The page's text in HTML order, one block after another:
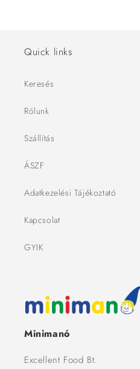
Quick links
Keresés
Rólunk
Szállítás
ÁSZF
Adatkezelési Tájékoztató
Kapcsolat
GYIK
Minimanó
Excellent Food Bt.